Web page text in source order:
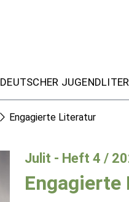
DEUTSCHER
Engagierte Literatur
Julit - Heft 4 /